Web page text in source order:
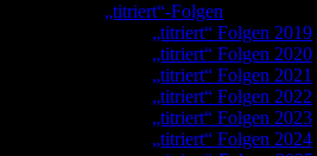
„titriert“-Folgen
„titriert“ Folgen 2019
„titriert“ Folgen 2020
„titriert“ Folgen 2021
„titriert“ Folgen 2022
„titriert“ Folgen 2023
„titriert“ Folgen 2024